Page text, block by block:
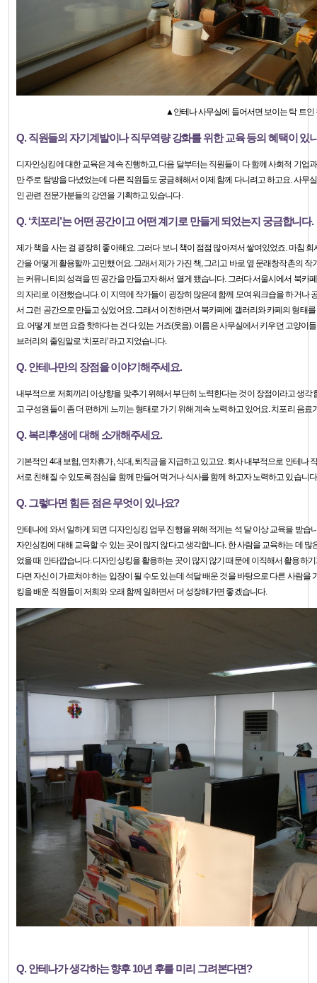
▲안테나 사무실에 들어서면 보이는 탁 트
Q. 직원들의 자기계발이나 직무역량 강화를 위한 교육 등의 혜택이 있
디자인싱킹에 대한 교육은 계속 진행하고, 다음 달부터는 직원들이 다 함께 사회적 기업
만 주로 탐방을 다녔었는데 다른 직원들도 궁금해해서 이제 함께 다니려고 하고요. 사무
인 관련 전문가분들의 강연을 기획하고 있습니다.
Q. ‘치포리’는 어떤 공간이고 어떤 계기로 만들게 되었는지 궁금합니다.
제가 책을 사는 걸 굉장히 좋아해요. 그러다 보니 책이 점점 많아져서 쌓여있었죠. 마침
간을 어떻게 활용할까 고민했어요. 그래서 제가 가진 책, 그리고 바로 옆 문래창작촌의
는 커뮤니티의 성격을 띤 공간을 만들고자 해서 열게 됐습니다. 그러다 서울시에서 북카
의 자리로 이전했습니다. 이 지역에 작가들이 굉장히 많은데 함께 모여 워크숍을 하거나
서 그런 공간으로 만들고 싶었어요. 그래서 이전하면서 북카페에 갤러리와 카페의 형태
요. 어떻게 보면 요즘 핫하다는 건 다 있는 거죠(웃음). 이름은 사무실에서 키우던 고양이
브러리의 줄임말로 ‘치포리’라고 지었습니다.
Q. 안테나만의 장점을 이야기해주세요.
내부적으로 저희끼리 이상향을 맞추기 위해서 부단히 노력한다는 것이 장점이라고 생각
고 구성원들이 좀 더 편하게 느끼는 형태로 가기 위해 계속 노력하고 있어요. 치포리 음
Q. 복리후생에 대해 소개해주세요.
기본적인 4대 보험, 연차휴가, 식대, 퇴직금을 지급하고 있고요. 회사 내부적으로 안테나
서로 친해질 수 있도록 점심을 함께 만들어 먹거나 식사를 함께 하고자 노력하고 있습니
Q. 그렇다면 힘든 점은 무엇이 있나요?
안테나에 와서 일하게 되면 디자인싱킹 업무 진행을 위해 적게는 석 달 이상 교육을 받습
자인싱킹에 대해 교육할 수 있는 곳이 많지 않다고 생각합니다. 한 사람을 교육하는 데 많
었을 때 안타깝습니다. 디자인싱킹을 활용하는 곳이 많지 않기 때문에 이직해서 활용하
다면 자신이 가르쳐야 하는 입장이 될 수도 있는데 석달 배운 것을 바탕으로 다른 사람을
킹을 배운 직원들이 저희와 오래 함께 일하면서 더 성장해가면 좋겠습니다.
Q. 안테나가 생각하는 향후 10년 후를 미리 그려본다면?